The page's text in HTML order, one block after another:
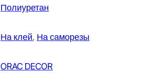
Полиуретан
На клей, На саморезы
ORAC DECOR